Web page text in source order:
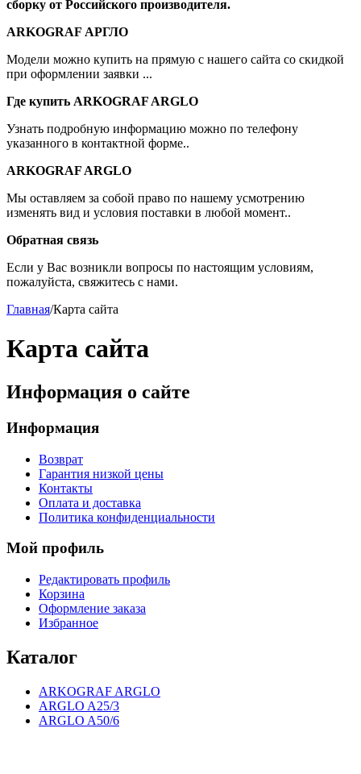
сборку от Российского производителя.
ARKOGRAF АРГЛО
Модели можно купить на прямую с нашего сайта со скидкой
при оформлении заявки ...
Где купить ARKOGRAF ARGLO
Узнать подробную информацию можно по телефону
указанного в контактной форме..
ARKOGRAF ARGLO
Мы оставляем за собой право по нашему усмотрению
изменять вид и условия поставки в любой момент..
Обратная связь
Если у Вас возникли вопросы по настоящим условиям,
пожалуйста, свяжитесь с нами.
Главная/Карта сайта
Карта сайта
Информация о сайте
Информация
Возврат
Гарантия низкой цены
Контакты
Оплата и доставка
Политика конфиденциальности
Мой профиль
Редактировать профиль
Корзина
Оформление заказа
Избранное
Каталог
ARKOGRAF ARGLO
АRGLO A25/3
АRGLO A50/6